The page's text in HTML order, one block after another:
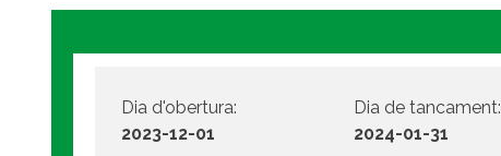
Dia d'obertura:
2023-12-01
Dia de tancament:
2024-01-31